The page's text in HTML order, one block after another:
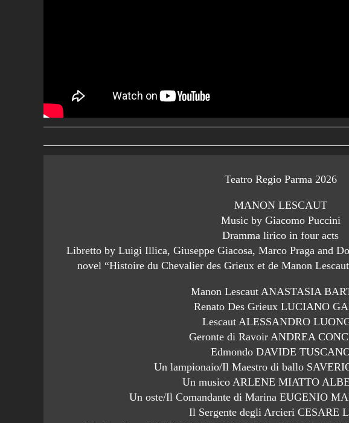
Teatro Regio Parma 2026
MANON LESCAUT
Music by Giacomo Puccini
Dramma lirico in four acts
Libretto by Luigi Illica, Giuseppe Giacosa, Marco Praga and
novel “Histoire du Chevalier des Grieux et de Manon
Manon Lescaut ANASTASIA
Renato Des Grieux LUCIANO
Lescaut ALESSANDRO
Geronte di Ravoir ANDREA
Edmondo DAVIDE
Un lampionaio/Il Maestro di ballo
Un musico ARLENE MIATTO
Un oste/Il Comandante di Marina EUGENIO
Il Sergente degli Arcieri CESARE